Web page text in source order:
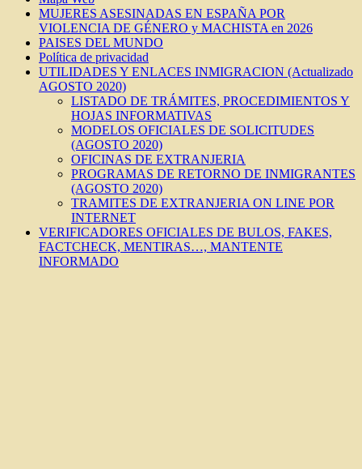
MUJERES ASESINADAS EN ESPAÑA POR
VIOLENCIA DE GÉNERO y MACHISTA en 2026
PAISES DEL MUNDO
Política de privacidad
UTILIDADES Y ENLACES INMIGRACION (Actualizado
AGOSTO 2020)
LISTADO DE TRÁMITES, PROCEDIMIENTOS Y
HOJAS INFORMATIVAS
MODELOS OFICIALES DE SOLICITUDES
(AGOSTO 2020)
OFICINAS DE EXTRANJERIA
PROGRAMAS DE RETORNO DE INMIGRANTES
(AGOSTO 2020)
TRAMITES DE EXTRANJERIA ON LINE POR
INTERNET
VERIFICADORES OFICIALES DE BULOS, FAKES,
FACTCHECK, MENTIRAS…, MANTENTE
INFORMADO